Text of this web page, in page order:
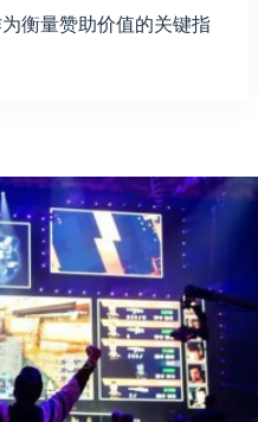
衡量赞助价值的关键指